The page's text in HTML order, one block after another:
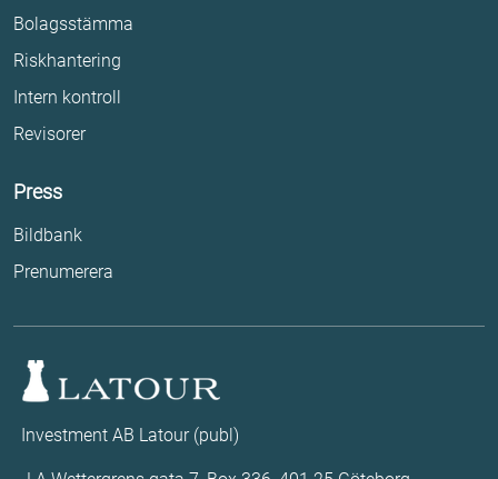
Bolagsstämma
Riskhantering
Intern kontroll
Revisorer
Press
Bildbank
Prenumerera
Investment AB Latour (publ)